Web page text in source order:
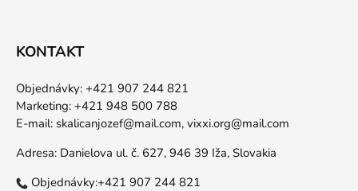
KONTAKT
Objednávky: +421 907 244 821
Marketing: +421 948 500 788
E-mail: skalicanjozef@mail.com, vixxi.org@mail.com
Adresa: Danielova ul. č. 627, 946 39 Iža, Slovakia
Objednávky:+421 907 244 821